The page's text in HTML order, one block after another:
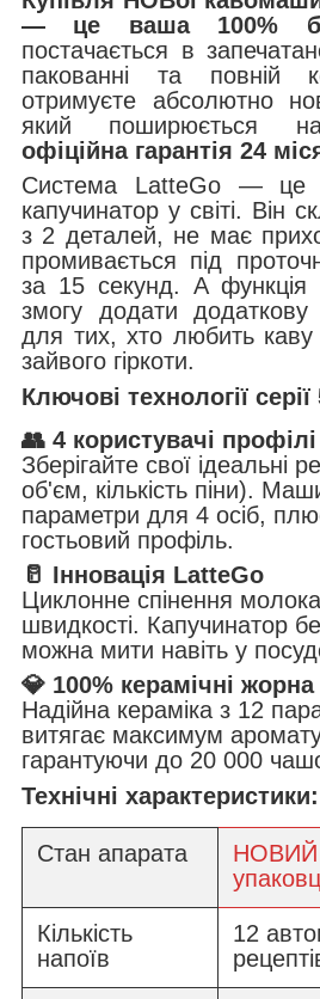
— це ваша 100%
постачається в
пакованні та повній
отримуєте абсолютно
який поширюється
офіційна гарантія 24
Система LatteGo — це
капучинатор у світі. Він
з 2 деталей, не має
промивається під
за 15 секунд. А функція
змогу додати додаткову
для тих, хто любить
зайвого гіркоти.
Ключові технології серії
👥 4 користувачі профілі
Зберігайте свої ідеальні
об'єм, кількість піни).
параметри для 4 осіб,
гостьовий профіль.
🥛 Інновація LatteGo
Циклонне спінення
швидкості. Капучинатор
можна мити навіть у
💎 100% керамічні жорна
Надійна кераміка з 12
витягає максимум
гарантуючи до 20 000
Технічні характеристики:
Стан апарата
НОВИЙ
Кількість
напоїв
12